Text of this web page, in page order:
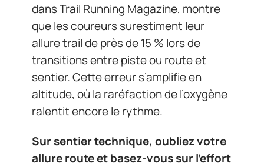
dans Trail Running Magazine, montre
que les coureurs surestiment leur
allure trail de près de 15 % lors de
transitions entre piste ou route et
sentier. Cette erreur s’amplifie en
altitude, où la raréfaction de l’oxygène
ralentit encore le rythme.
Sur sentier technique, oubliez votre
allure route et basez-vous sur l’effort